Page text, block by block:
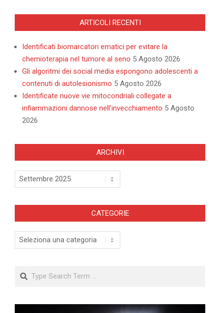
ARTICOLI RECENTI
Identificati biomarcatori ematici per evitare la
chemioterapia nel tumore al seno 5 Agosto 2026
Gli algoritmi dei social media espongono adolescenti a
contenuti di autolesionismo 5 Agosto 2026
Identificate nuove vie mitocondriali collegate a
infiammazioni dannose nell’invecchiamento 5 Agosto
2026
ARCHIVI
Archivi
CATEGORIE
Categorie
Search